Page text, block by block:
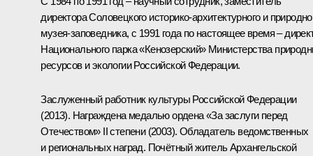
директора Соловецкого историко-архитектурного и
музея-заповедника, с 1991 года по настоящее время –
Национального парка «Кенозерский» Министерства
ресурсов и экологии Российской Федерации.
Заслуженный работник культуры Российской Федерации
(2013). Награждена медалью ордена «За заслуги перед
Отечеством» II степени (2003). Обладатель ведомственных
и региональных наград. Почётный житель Архангельской